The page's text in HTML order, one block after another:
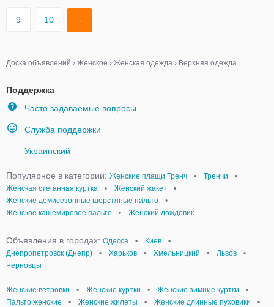
9 10 →
Доска объявлений › Женское › Женская одежда › Верхняя одежда
Поддержка
Часто задаваемые вопросы
Служба поддержки
Украинский
Популярное в категории: Женские плащи Тренч • Тренчи
•
Женская стеганная куртка
• Женский жакет
•
Женские демисезонные шерстяные пальто
•
Женское кашемировое пальто
• Женский дождевик
Объявления в городах: Одесса • Киев
•
Днепропетровск (Днепр)
• Харьков • Хмельницкий • Львов
•
Черновцы
Женские ветровки • Женские куртки • Женские зимние куртки
•
Пальто женские
• Женские жилеты • Женские длинные пуховики
•